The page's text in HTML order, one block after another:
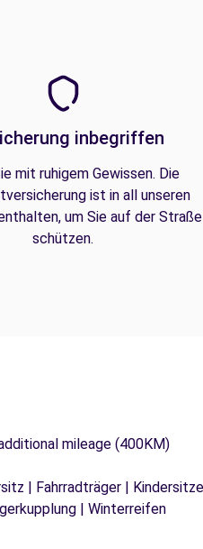
inbegriffen
mit ruhigem Gewissen. Die
ist in all unseren
um Sie auf der
schützen.
mileage (400KM)
| Fahrradträger |
| Winterreifen